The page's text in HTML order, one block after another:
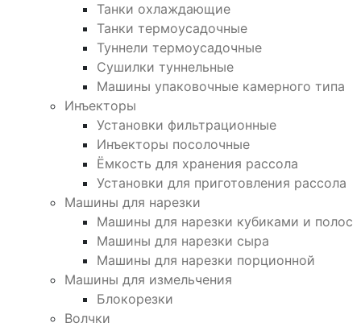
Танки охлаждающие
Танки термоусадочные
Туннели термоусадочные
Сушилки туннельные
Машины упаковочные камерного типа
Инъекторы
Установки фильтрационные
Инъекторы посолочные
Ёмкость для хранения рассола
Установки для приготовления рассола
Машины для нарезки
Машины для нарезки кубиками и полос
Машины для нарезки сыра
Машины для нарезки порционной
Машины для измельчения
Блокорезки
Волчки